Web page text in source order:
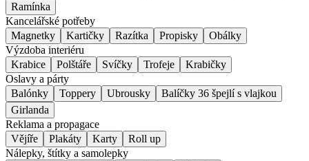
Ramínka
Kancelářské potřeby
Magnetky
Kartičky Razítka Propisky
Obálky
Výzdoba interiéru
Krabice
Polštáře Svíčky Trofeje
Krabičky
Oslavy a párty
Balónky
Toppery Ubrousky
Balíčky 36 špejlí s vlajkou
Girlanda
Reklama a propagace
Vějíře
Plakáty Karty
Roll up
Nálepky, štítky a samolepky